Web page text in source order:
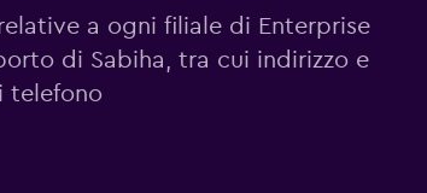
a ogni filiale di Enterprise
di Sabiha, tra cui indirizzo e
telefono